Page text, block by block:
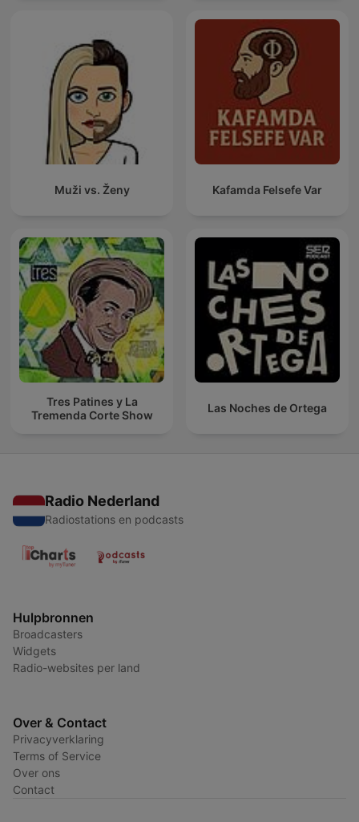
Muži vs. Ženy Kafamda Felsefe Var
Tres Patines y La
Tremenda Corte Show
Las Noches de Ortega
Radio Nederland
Radiostations en podcasts
Hulpbronnen
Broadcasters
Widgets
Radio-websites per land
Over & Contact
Privacyverklaring
Terms of Service
Over ons
Contact